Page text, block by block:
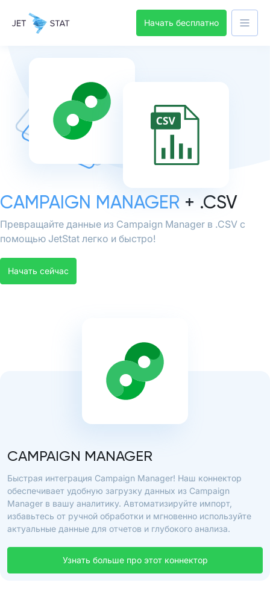
Начать бесплатно
CAMPAIGN MANAGER + .CSV
Превращайте данные из Campaign Manager в .CSV с
помощью JetStat легко и быстро!
Начать сейчас
CAMPAIGN MANAGER
Быстрая интеграция Campaign Manager! Наш коннектор
обеспечивает удобную загрузку данных из Campaign
Manager в вашу аналитику. Автоматизируйте импорт,
избавьтесь от ручной обработки и мгновенно используйте
актуальные данные для отчетов и глубокого анализа.
Узнать больше про этот коннектор